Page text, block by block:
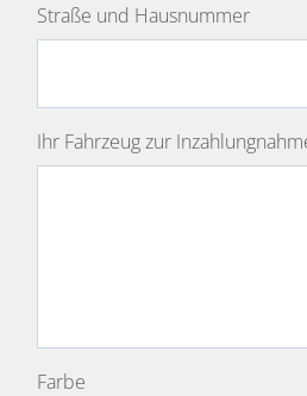
Straße und Hausnummer
Ihr Fahrzeug zur
Farbe